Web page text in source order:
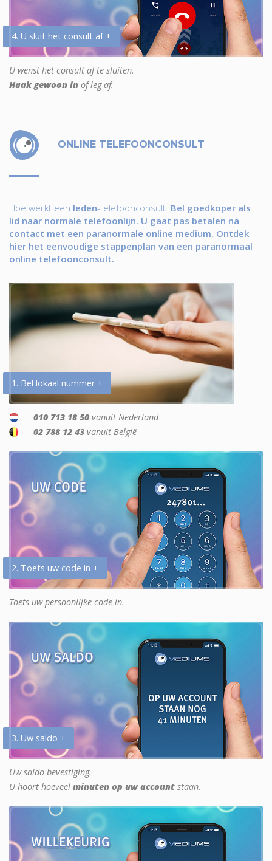
4. U sluit het consult af +
U wenst het consult af te sluiten.
Haak gewoon in of leg af.
ONLINE TELEFOONCONSULT
Hoe werkt een leden-telefoonconsult. Bel goedkoper als
lid naar normale telefoonlijn. U gaat pas betalen na
contact met een paranormale online medium. Ontdek
hier het eenvoudige stappenplan van een paranormaal
online telefoonconsult.
1. Bel lokaal nummer +
010 713 18 50 vanuit Nederland
02 788 12 43 vanuit België
2. Toets uw code in +
Toets uw persoonlijke code in.
3. Uw saldo +
Uw saldo bevestiging.
U hoort hoeveel minuten op uw account staan.